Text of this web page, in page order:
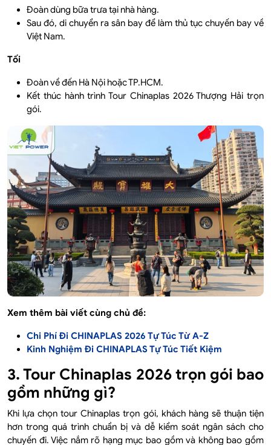
Đoàn dùng bữa trưa tại nhà hàng.
Sau đó, di chuyển ra sân bay để làm thủ tục chuyến bay về
Việt Nam.
Tối
Đoàn về đến Hà Nội hoặc TP.HCM.
Kết thúc hành trình Tour Chinaplas 2026 Thượng Hải trọn
gói.
Xem thêm bài viết cùng chủ đề:
Chi Phí Đi CHINAPLAS 2026 Tự Túc Từ A-Z
Kinh Nghiệm Đi CHINAPLAS Tự Túc Tiết Kiệm
3. Tour Chinaplas 2026 trọn gói bao
gồm những gì?
Khi lựa chọn tour Chinaplas trọn gói, khách hàng sẽ thuận tiện
hơn trong quá trình chuẩn bị và dễ kiểm soát ngân sách cho
chuyến đi. Việc nắm rõ hạng mục bao gồm và không bao gồm